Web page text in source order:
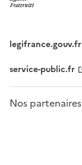
legifrance.gouv.fr
service-public.fr
Nos partenaires